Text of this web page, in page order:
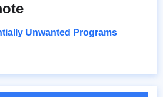
Unwanted Programs